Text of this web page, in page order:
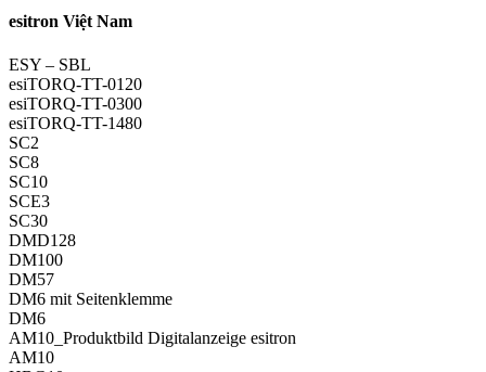
esitron Việt Nam
ESY – SBL
esiTORQ-TT-0120
esiTORQ-TT-0300
esiTORQ-TT-1480
SC2
SC8
SC10
SCE3
SC30
DMD128
DM100
DM57
DM6 mit Seitenklemme
DM6
AM10_Produktbild Digitalanzeige esitron
AM10